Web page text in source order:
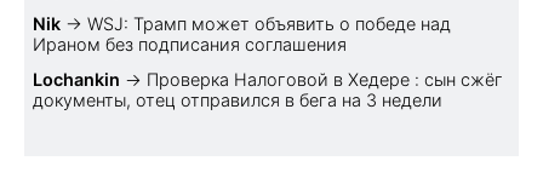
Nik → WSJ: Трамп может объявить о победе над
Ираном без подписания соглашения
Lochankin → Проверка Налоговой в Хедере : сын сжёг
документы, отец отправился в бега на 3 недели